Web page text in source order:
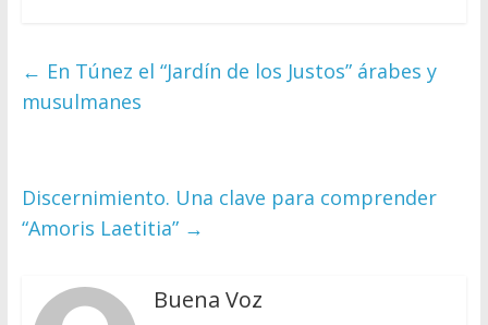
← En Túnez el “Jardín de los Justos” árabes y
musulmanes
Discernimiento. Una clave para comprender
“Amoris Laetitia” →
Buena Voz